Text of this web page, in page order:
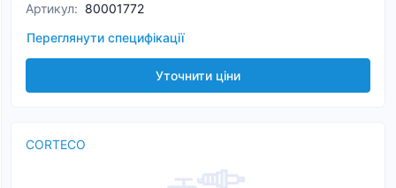
Артикул: 80001772
Переглянути специфікації
Уточнити ціни
CORTECO